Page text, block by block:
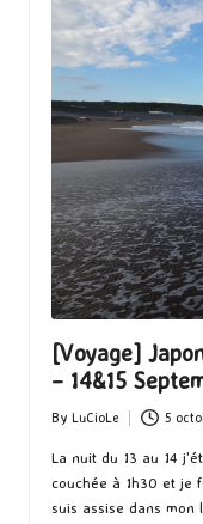
[Voyage]
– 14&15
Posted
by
By LuCioLe 5
La nuit du 13 au 14
couchée à 1h30 et je
suis assise dans